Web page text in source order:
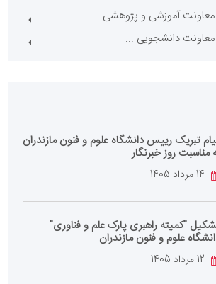
معاونت آموزشی و پژوهشی
معاونت دانشجویی ...
تبریک رییس دانشگاه علوم و فنون مازندران
مناسبت روز خبرنگار
"کمیته راهبری پارک علم و فناوری"
علوم و فنون مازندران